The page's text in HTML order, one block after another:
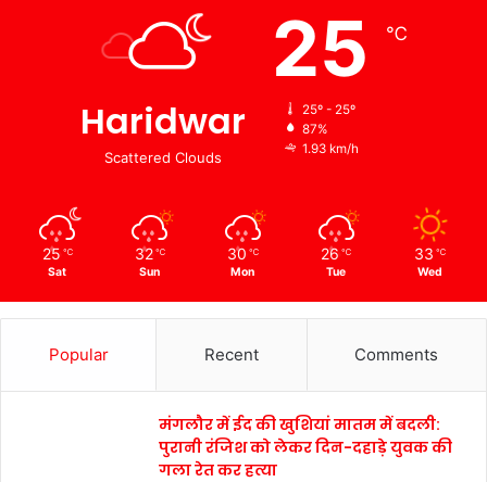
Haridwar
Scattered Clouds
25 ℃
25º - 25º
87%
1.93 km/h
25 ℃
Sat
32 ℃
Sun
30 ℃
Mon
26 ℃
Tue
33 ℃
Wed
Popular Recent Comments
मंगलौर में ईद की खुशियां मातम में बदली:
पुरानी रंजिश को लेकर दिन-दहाड़े युवक की
गला रेत कर हत्या